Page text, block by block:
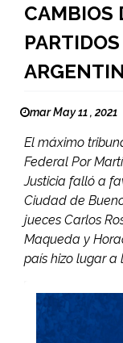
CAMBIOS
mar May 11 , 2021
El máximo
Federal Por
Justicia falló a
Ciudad de
jueces Carlos
Maqueda y
país hizo lugar